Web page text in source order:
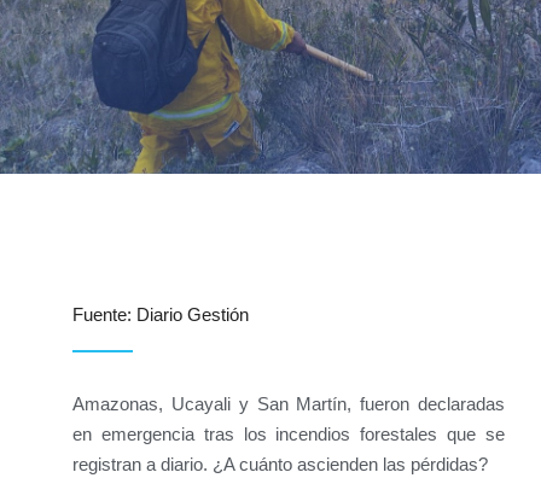
Fuente: Diario Gestión
Amazonas, Ucayali y San Martín, fueron declaradas
en emergencia tras los incendios forestales que se
registran a diario. ¿A cuánto ascienden las pérdidas?